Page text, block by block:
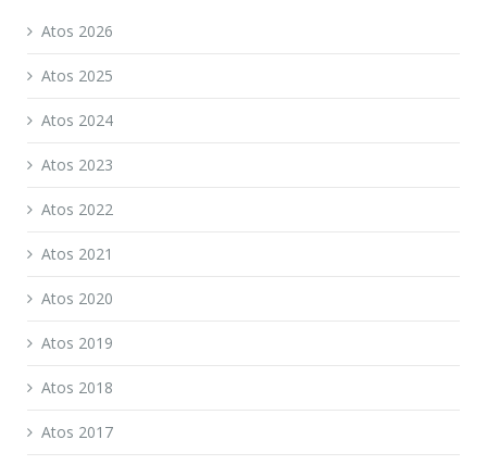
Atos 2026
Atos 2025
Atos 2024
Atos 2023
Atos 2022
Atos 2021
Atos 2020
Atos 2019
Atos 2018
Atos 2017